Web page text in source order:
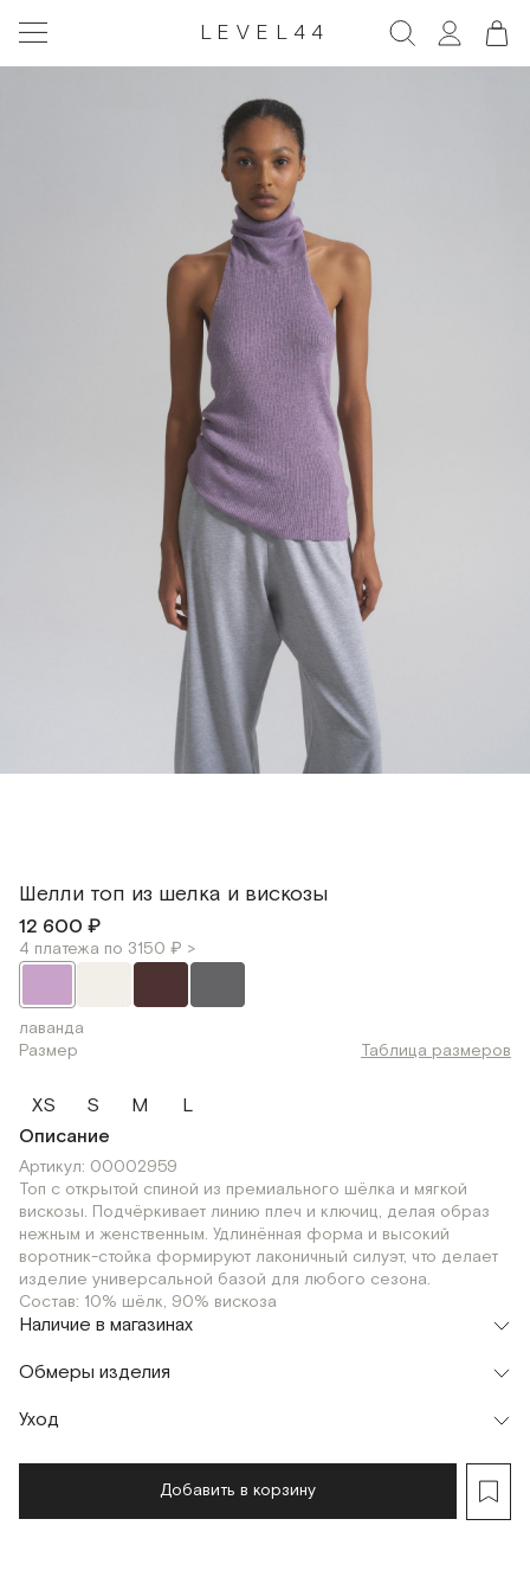
LEVEL44
Шелли топ из шелка и вискозы
12 600 ₽
4 платежа по 3150 ₽ >
лаванда
Размер
Таблица размеров
XS S M
L
Описание
Артикул: 00002959
Топ с открытой спиной из премиального шёлка и мягкой
вискозы. Подчёркивает линию плеч и ключиц, делая образ
нежным и женственным. Удлинённая форма и высокий
воротник-стойка формируют лаконичный силуэт, что делает
изделие универсальной базой для любого сезона.
Состав: 10% шёлк, 90% вискоза
Наличие в магазинах
Флагман
г. Москва, Малая Бронная 16
M
г. Москва, Малая Бронная 24/3
SM
Обмеры изделия
Мерки, см
35
Уход
Добавить в корзину